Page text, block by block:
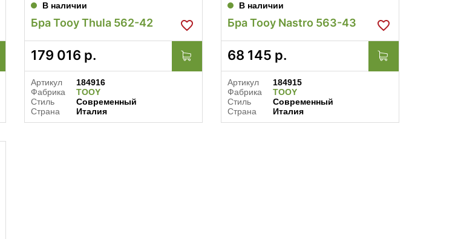
В наличии
Бра Tooy Thula 562-42
179 016 р.
Артикул
184916
Фабрика
TOOY
Стиль
Современный
Страна
Италия
В наличии
Бра Tooy Nastro 563-43
68 145 р.
Артикул
184915
Фабрика
TOOY
Стиль
Современный
Страна
Италия